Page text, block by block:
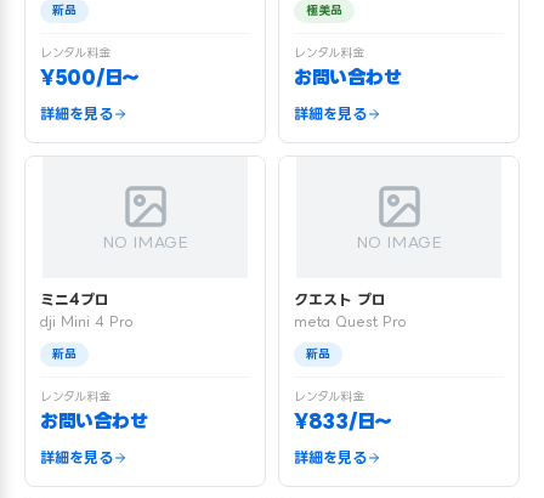
新品
レンタル料金
¥500/日〜
詳細を見る
極美品
レンタル料金
お問い合わせ
詳細を見る
NO IMAGE
ミニ4プロ
dji Mini 4 Pro
新品
レンタル料金
お問い合わせ
詳細を見る
NO IMAGE
クエスト プロ
meta Quest Pro
新品
レンタル料金
¥833/日〜
詳細を見る